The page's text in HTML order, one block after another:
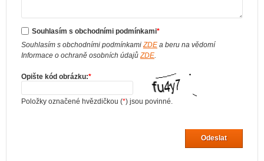
Souhlasím s obchodními podmínkami*
Souhlasím s obchodními podmínkamiZDE a beru na vědomí
Informace o ochraně osobních údajůZDE.
Opište kód obrázku:*
Položky označené hvězdičkou (*) jsou povinné.
Odeslat